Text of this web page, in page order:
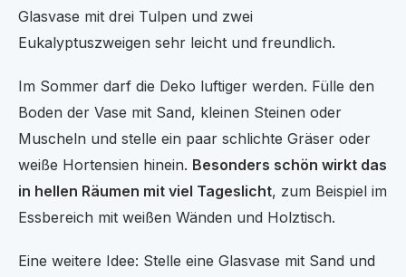
Glasvase mit drei Tulpen und zwei
Eukalyptuszweigen sehr leicht und freundlich.
Im Sommer darf die Deko luftiger werden. Fülle den
Boden der Vase mit Sand, kleinen Steinen oder
Muscheln und stelle ein paar schlichte Gräser oder
weiße Hortensien hinein. Besonders schön wirkt das
in hellen Räumen mit viel Tageslicht, zum Beispiel im
Essbereich mit weißen Wänden und Holztisch.
Eine weitere Idee: Stelle eine Glasvase mit Sand und